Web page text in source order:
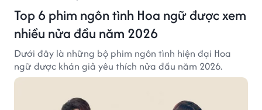
Top 6 phim ngôn tình Hoa ngữ được xem
nhiều nửa đầu năm 2026
Dưới đây là những bộ phim ngôn tình hiện đại Hoa
ngữ được khán giả yêu thích nửa đầu năm 2026.